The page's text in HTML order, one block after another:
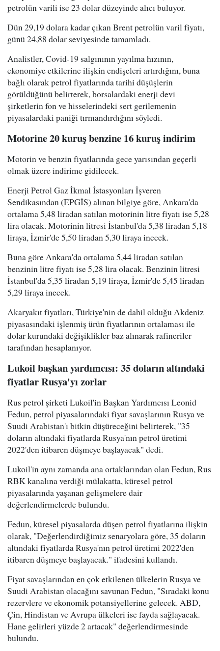
petrolün varili ise 23 dolar düzeyinde alıcı buluyor.
Dün 29,19 dolara kadar çıkan Brent petrolün varil fiyatı,
günü 24,88 dolar seviyesinde tamamladı.
Analistler, Covid-19 salgınının yayılma hızının,
ekonomiye etkilerine ilişkin endişeleri artırdığını, buna
bağlı olarak petrol fiyatlarında tarihi düşüşlerin
görüldüğünü belirterek, borsalardaki enerji devi
şirketlerin fon ve hisselerindeki sert gerilemenin
piyasalardaki paniği tırmandırdığını söyledi.
Motorine 20 kuruş benzine 16 kuruş indirim
Motorin ve benzin fiyatlarında gece yarısından geçerli
olmak üzere indirime gidilecek.
Enerji Petrol Gaz İkmal İstasyonları İşveren
Sendikasından (EPGİS) alınan bilgiye göre, Ankara'da
ortalama 5,48 liradan satılan motorinin litre fiyatı ise 5,28
lira olacak. Motorinin litresi İstanbul'da 5,38 liradan 5,18
liraya, İzmir'de 5,50 liradan 5,30 liraya inecek.
Buna göre Ankara'da ortalama 5,44 liradan satılan
benzinin litre fiyatı ise 5,28 lira olacak. Benzinin litresi
İstanbul'da 5,35 liradan 5,19 liraya, İzmir'de 5,45 liradan
5,29 liraya inecek.
Akaryakıt fiyatları, Türkiye'nin de dahil olduğu Akdeniz
piyasasındaki işlenmiş ürün fiyatlarının ortalaması ile
dolar kurundaki değişiklikler baz alınarak rafineriler
tarafından hesaplanıyor.
Lukoil başkan yardımcısı: 35 doların altındaki
fiyatlar Rusya'yı zorlar
Rus petrol şirketi Lukoil'in Başkan Yardımcısı Leonid
Fedun, petrol piyasalarındaki fiyat savaşlarının Rusya ve
Suudi Arabistan'ı bitkin düşüreceğini belirterek, "35
doların altındaki fiyatlarda Rusya'nın petrol üretimi
2022'den itibaren düşmeye başlayacak" dedi.
Lukoil'in aynı zamanda ana ortaklarından olan Fedun, Rus
RBK kanalına verdiği mülakatta, küresel petrol
piyasalarında yaşanan gelişmelere dair
değerlendirmelerde bulundu.
Fedun, küresel piyasalarda düşen petrol fiyatlarına ilişkin
olarak, "Değerlendirdiğimiz senaryolara göre, 35 doların
altındaki fiyatlarda Rusya'nın petrol üretimi 2022'den
itibaren düşmeye başlayacak." ifadesini kullandı.
Fiyat savaşlarından en çok etkilenen ülkelerin Rusya ve
Suudi Arabistan olacağını savunan Fedun, "Sıradaki konu
rezervlere ve ekonomik potansiyellerine gelecek. ABD,
Çin, Hindistan ve Avrupa ülkeleri ise fayda sağlayacak.
Hane gelirleri yüzde 2 artacak" değerlendirmesinde
bulundu.